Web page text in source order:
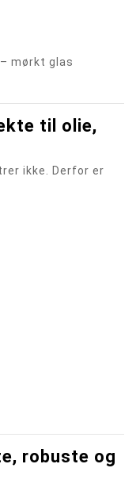
mørkt glas
til olie,
ikke. Derfor er
robuste og